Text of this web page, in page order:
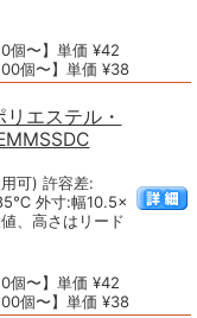
個〜】単価 ¥42
個〜】単価 ¥38
エステル・
可) 許容差:
外寸:幅10.5×
、高さはリード
個〜】単価 ¥42
個〜】単価 ¥38